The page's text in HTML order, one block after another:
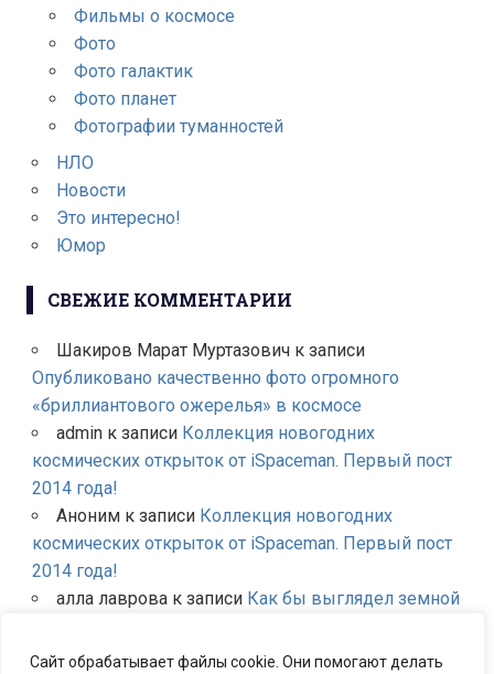
Сайт обрабатывает файлы cookie. Они помогают делать
Фильмы о космосе
Фото
Фото галактик
Фото планет
Фотографии туманностей
НЛО
Новости
Это интересно!
Юмор
СВЕЖИЕ КОММЕНТАРИИ
Шакиров Марат Муртазовичк записи
Опубликовано качественно фото огромного
«бриллиантового ожерелья» в космосе
adminк записи Коллекция новогодних
космических открыток от iSpaceman. Первый пост
2014 года!
Анонимк записи Коллекция новогодних
космических открыток от iSpaceman. Первый пост
2014 года!
алла лавровак записи Как бы выглядел земной
планеты Солнечной системы?